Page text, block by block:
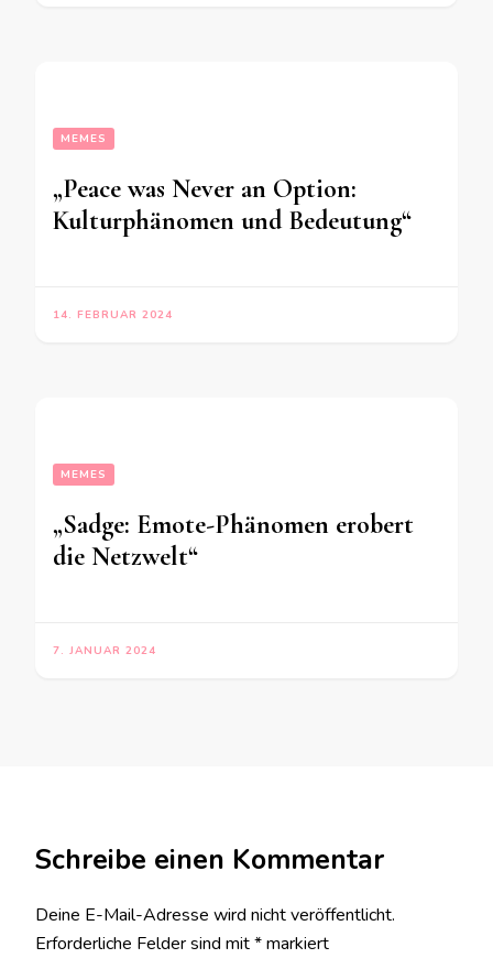
MEMES
„Peace was Never an Option:
Kulturphänomen und Bedeutung“
14. FEBRUAR 2024
MEMES
„Sadge: Emote-Phänomen erobert
die Netzwelt“
7. JANUAR 2024
Schreibe einen Kommentar
Deine E-Mail-Adresse wird nicht veröffentlicht.
Erforderliche Felder sind mit*markiert